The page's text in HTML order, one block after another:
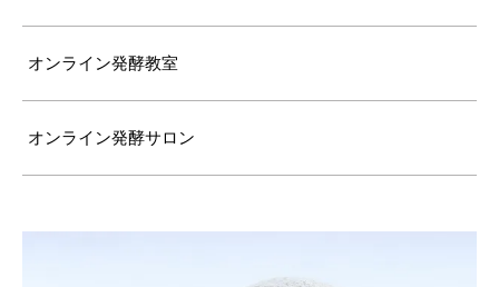
オンライン発酵教室
オンライン発酵サロン